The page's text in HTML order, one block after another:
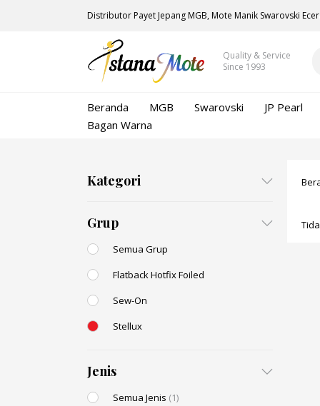
Distributor Payet Jepang MGB, Mote Manik Swarovski
Quality & Service
Since 1993
Beranda MGB Swarovski JP Pearl
Bagan Warna
Kategori
Grup
Semua Grup
Flatback Hotfix Foiled
Sew-On
Stellux
Jenis
Semua Jenis (1)